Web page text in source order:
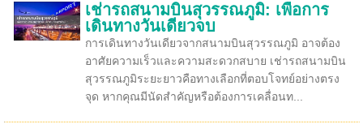
เช่ารถสนามบินสุวรรณภูมิ: เพื่อการ
เดินทางวันเดียวจบ
การเดินทางวันเดียวจากสนามบินสุวรรณภูมิ อาจต้อง
อาศัยความเร็วและความสะดวกสบาย เช่ารถสนามบิน
สุวรรณภูมิระยะยาวคือทางเลือกที่ตอบโจทย์อย่างตรง
จุด หากคุณมีนัดสำคัญหรือต้องการเคลื่อนท...